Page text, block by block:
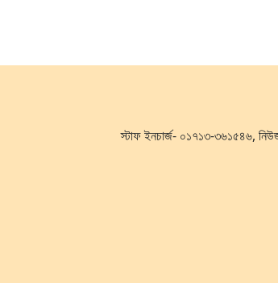
স্টাফ ইনচার্জ- ০১৭১৩-৩৬১৫৪৬,